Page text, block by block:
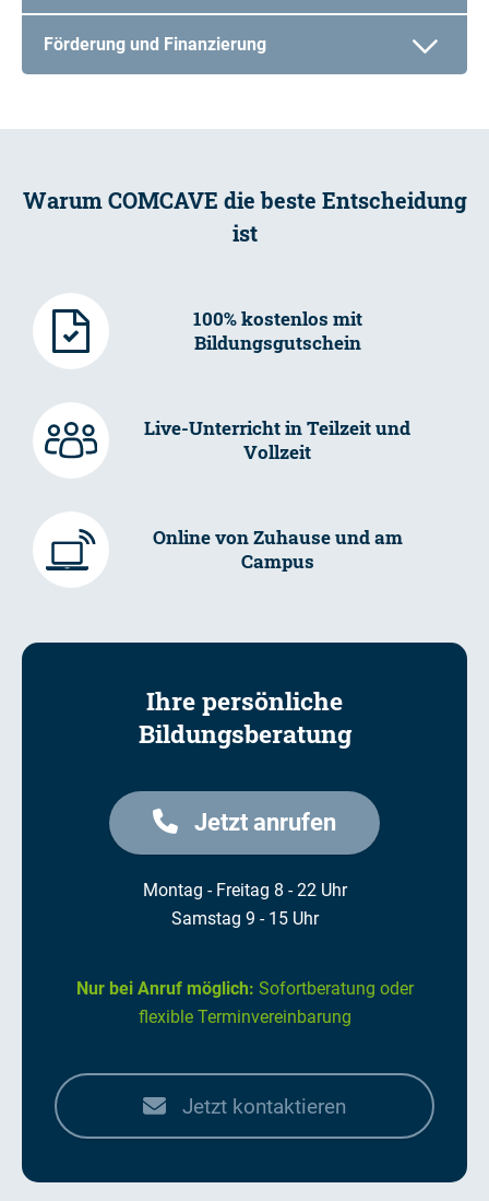
Förderung und Finanzierung
Warum COMCAVE die beste Entscheidung
ist
100% kostenlos mit
Bildungsgutschein
Live-Unterricht in Teilzeit und
Vollzeit
Online von Zuhause und am
Campus
Ihre persönliche
Bildungsberatung
Jetzt anrufen
Montag - Freitag 8 - 22 Uhr
Samstag 9 - 15 Uhr
Nur bei Anruf möglich: Sofortberatung oder
flexible Terminvereinbarung
Jetzt kontaktieren